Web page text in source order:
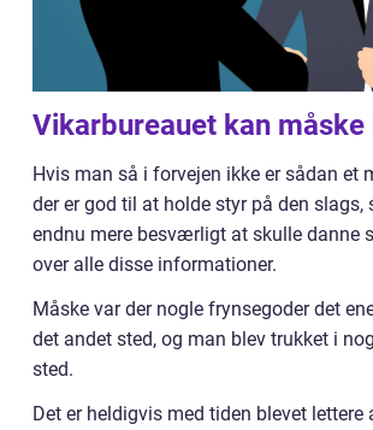
Vikarbureauet kan
Hvis man så i forvejen ikke er sådan et
der er god til at holde styr på den slags,
endnu mere besværligt at skulle danne
over alle disse informationer.
Måske var der nogle frynsegoder det
det andet sted, og man blev trukket i
sted.
Det er heldigvis med tiden blevet lettere